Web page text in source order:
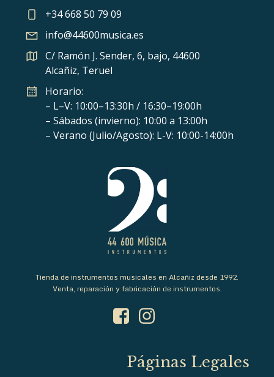
+34 668 50 79 09
info@44600musica.es
C/ Ramón J. Sender, 6, bajo, 44600
Alcañiz, Teruel
Horario:
– L–V: 10:00–13:30h / 16:30–19:00h
– Sábados (invierno): 10:00 a 13:00h
– Verano (Julio/Agosto): L-V: 10:00-14:00h
Tienda de instrumentos musicales en Alcañiz desde 1992.
Venta, reparación y fabricación de instrumentos.
Páginas Legales